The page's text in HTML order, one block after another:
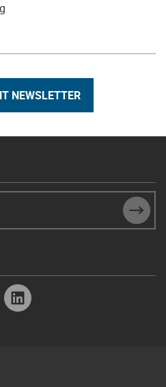
NEWSLETTER
Youtube